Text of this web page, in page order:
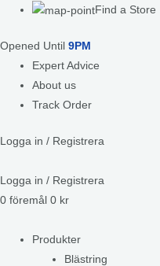
Find a Store
Opened Until 9PM
Expert Advice
About us
Track Order
Logga in / Registrera
Logga in / Registrera
0 föremål 0 kr
Produkter
Blästring